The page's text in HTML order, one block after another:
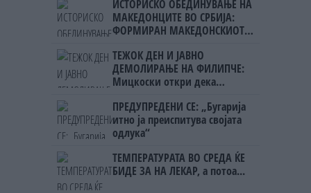
ИСТОРИСКО ОБЕДИНУВАЊЕ НА
МАКЕДОНЦИТЕ ВО СРБИЈА:
ФОРМИРАН МАКЕДОНСКИОТ
ТЕЖОК ДЕН И ЈАВНО
ДЕМОЛИРАЊЕ НА ФИЛИПЧЕ:
Мицкоски откри дека
ништо, освен за кеш
ПРЕДУПРЕДЕНИ СЕ: „Бугарија
итно ја преиспитува својата
одлука“
ТЕМПЕРАТУРАТА ВО СРЕДА ЌЕ
БИДЕ ЗА НА ЛЕКАР, а потоа...